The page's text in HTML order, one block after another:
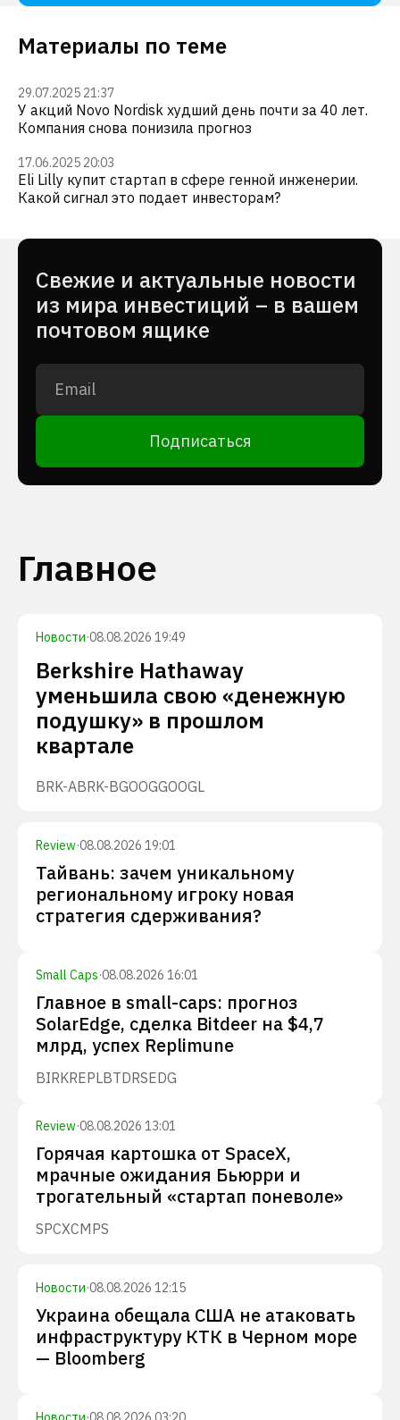
Материалы по теме
29.07.2025 21:37
У акций Novo Nordisk худший день почти за 40 лет.
Компания снова понизила прогноз
17.06.2025 20:03
Eli Lilly купит стартап в сфере генной инженерии.
Какой сигнал это подает инвесторам?
Cвежие и актуальные новости
из мира инвестиций – в вашем
почтовом ящике
Подписаться
Главное
Новости·08.08.2026 19:49
Berkshire Hathaway
уменьшила свою «денежную
подушку» в прошлом
квартале
BRK-ABRK-BGOOGGOOGL
Review·08.08.2026 19:01
Тайвань: зачем уникальному
региональному игроку новая
стратегия сдерживания?
Small Caps·08.08.2026 16:01
Главное в small-caps: прогноз
SolarEdge, сделка Bitdeer на $4,7
млрд, успех Replimune
BIRKREPLBTDRSEDG
Review·08.08.2026 13:01
Горячая картошка от SpaceX,
мрачные ожидания Бьюрри и
трогательный «стартап поневоле»
SPCXCMPS
Новости·08.08.2026 12:15
Украина обещала США не атаковать
инфраструктуру КТК в Черном море
— Bloomberg